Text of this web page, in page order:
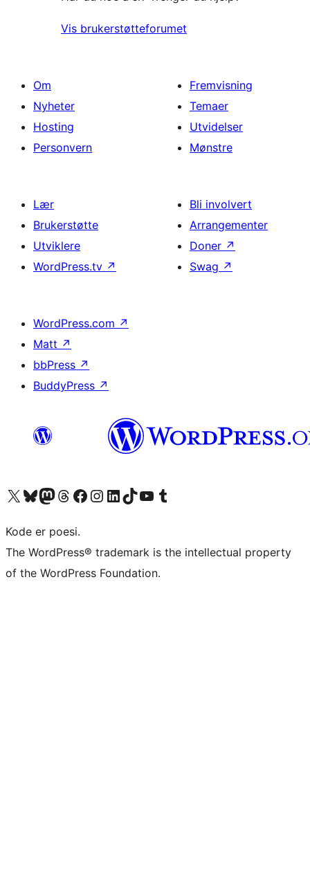
Vis brukerstøtteforumet
Om
Nyheter
Hosting
Personvern
Fremvisning
Temaer
Utvidelser
Mønstre
Lær
Brukerstøtte
Utviklere
WordPress.tv ↗
Bli involvert
Arrangementer
Doner ↗
Swag ↗
WordPress.com ↗
Matt ↗
bbPress ↗
BuddyPress ↗
Besøk vår konto på X Visit our Bluesky account
Besøk vår Mastodon-konto
Visit our Threads account
Besøk vår Facebook-sideBesøk vår Instagram-konto
Besøk vår LinkedIn-konto
Visit our TikTok account
Visit our YouTube channel
Visit our Tumblr account
Kode er poesi.
The WordPress® trademark is the intellectual property
of the WordPress Foundation.